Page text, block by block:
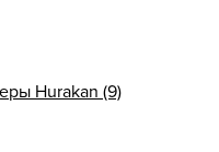
Hurakan (9)